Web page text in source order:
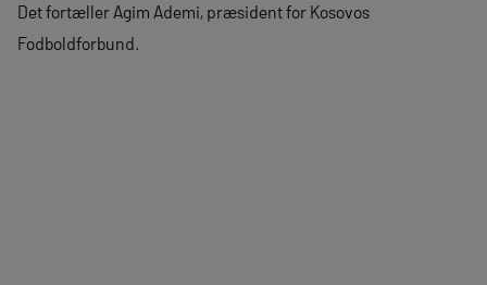
Det fortæller Agim Ademi, præsident for Kosovos
Fodboldforbund.